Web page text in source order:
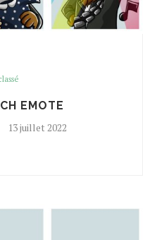
EMOTE
13 juillet 2022